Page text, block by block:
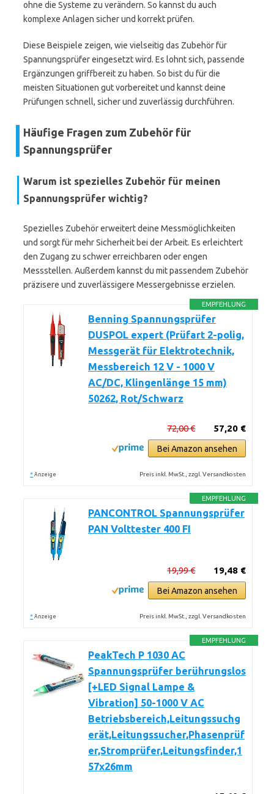
ohne die Systeme zu verändern. So kannst du auch
komplexe Anlagen sicher und korrekt prüfen.
Diese Beispiele zeigen, wie vielseitig das Zubehör für
Spannungsprüfer eingesetzt wird. Es lohnt sich, passende
Ergänzungen griffbereit zu haben. So bist du für die
meisten Situationen gut vorbereitet und kannst deine
Prüfungen schnell, sicher und zuverlässig durchführen.
Häufige Fragen zum Zubehör für
Spannungsprüfer
Warum ist spezielles Zubehör für meinen
Spannungsprüfer wichtig?
Spezielles Zubehör erweitert deine Messmöglichkeiten
und sorgt für mehr Sicherheit bei der Arbeit. Es erleichtert
den Zugang zu schwer erreichbaren oder engen
Messstellen. Außerdem kannst du mit passendem Zubehör
präzisere und zuverlässigere Messergebnisse erzielen.
EMPFEHLUNG
Benning Spannungsprüfer
DUSPOL expert (Prüfart 2-polig,
Messgerät für Elektrotechnik,
Messbereich 12 V - 1000 V
AC/DC, Klingenlänge 15 mm)
50262, Rot/Schwarz
57,20 €
72,00 €
Bei Amazon ansehen
* Anzeige Preis inkl. MwSt., zzgl. Versandkosten
EMPFEHLUNG
PANCONTROL Spannungsprüfer
PAN Volttester 400 FI
19,48 €
19,99 €
Bei Amazon ansehen
* Anzeige Preis inkl. MwSt., zzgl. Versandkosten
EMPFEHLUNG
PeakTech P 1030 AC
Spannungsprüfer berührungslos
[+LED Signal Lampe &
Vibration] 50-1000 V AC
Betriebsbereich,Leitungssuchg
erät,Leitungssucher,Phasenprüf
er,Stromprüfer,Leitungsfinder,1
57x26mm